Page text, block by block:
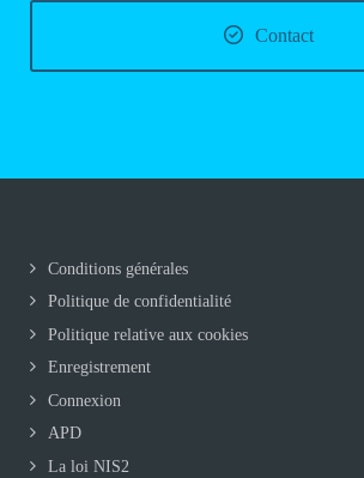
Contact
Conditions générales
Politique de confidentialité
Politique relative aux cookies
Enregistrement
Connexion
APD
La loi NIS2